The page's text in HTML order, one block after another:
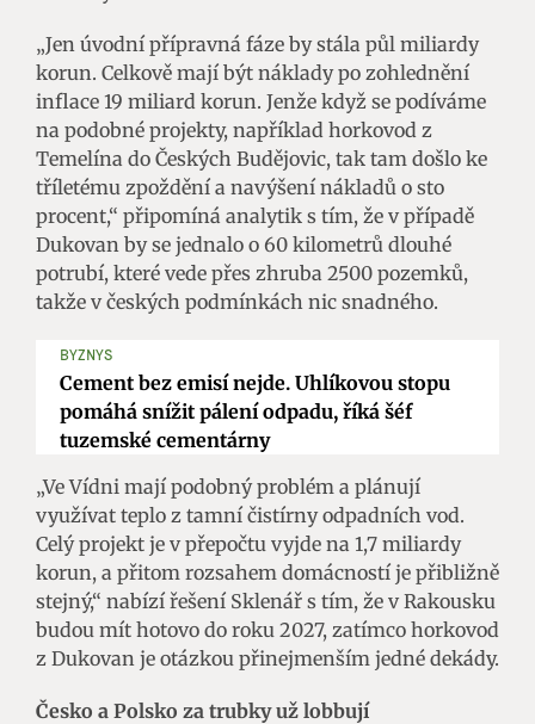
„Jen úvodní přípravná fáze by stála půl miliardy
korun. Celkově mají být náklady po zohlednění
inflace 19 miliard korun. Jenže když se podíváme
na podobné projekty, například horkovod z
Temelína do Českých Budějovic, tak tam došlo ke
tříletému zpoždění a navýšení nákladů o sto
procent,“ připomíná analytik s tím, že v případě
Dukovan by se jednalo o 60 kilometrů dlouhé
potrubí, které vede přes zhruba 2500 pozemků,
takže v českých podmínkách nic snadného.
BYZNYS
Cement bez emisí nejde. Uhlíkovou stopu
pomáhá snížit pálení odpadu, říká šéf
tuzemské cementárny
„Ve Vídni mají podobný problém a plánují
využívat teplo z tamní čistírny odpadních vod.
Celý projekt je v přepočtu vyjde na 1,7 miliardy
korun, a přitom rozsahem domácností je přibližně
stejný,“ nabízí řešení Sklenář s tím, že v Rakousku
budou mít hotovo do roku 2027, zatímco horkovod
z Dukovan je otázkou přinejmenším jedné dekády.
Česko a Polsko za trubky už lobbují